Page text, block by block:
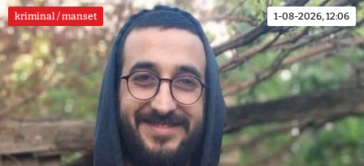
kriminal / manset 1-08-2026, 12:06